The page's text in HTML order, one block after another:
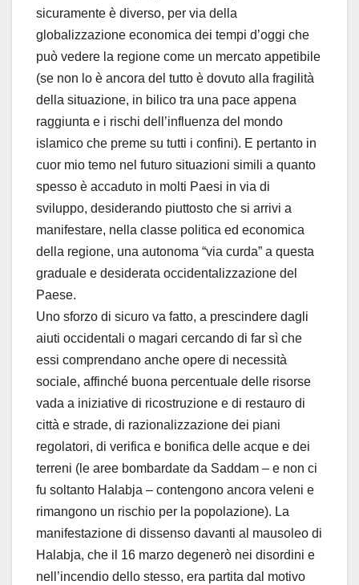
sicuramente è diverso, per via della
globalizzazione economica dei tempi d’oggi che
può vedere la regione come un mercato appetibile
(se non lo è ancora del tutto è dovuto alla fragilità
della situazione, in bilico tra una pace appena
raggiunta e i rischi dell’influenza del mondo
islamico che preme su tutti i confini). E pertanto in
cuor mio temo nel futuro situazioni simili a quanto
spesso è accaduto in molti Paesi in via di
sviluppo, desiderando piuttosto che si arrivi a
manifestare, nella classe politica ed economica
della regione, una autonoma “via curda” a questa
graduale e desiderata occidentalizzazione del
Paese.
Uno sforzo di sicuro va fatto, a prescindere dagli
aiuti occidentali o magari cercando di far sì che
essi comprendano anche opere di necessità
sociale, affinché buona percentuale delle risorse
vada a iniziative di ricostruzione e di restauro di
città e strade, di razionalizzazione dei piani
regolatori, di verifica e bonifica delle acque e dei
terreni (le aree bombardate da Saddam – e non ci
fu soltanto Halabja – contengono ancora veleni e
rimangono un rischio per la popolazione). La
manifestazione di dissenso davanti al mausoleo di
Halabja, che il 16 marzo degenerò nei disordini e
nell’incendio dello stesso, era partita dal motivo